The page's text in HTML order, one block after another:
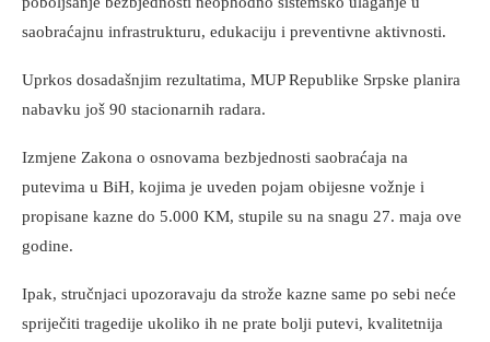
saobraćajnu infrastrukturu, edukaciju i preventivne aktivnosti.
Uprkos dosadašnjim rezultatima, MUP Republike Srpske planira
nabavku još 90 stacionarnih radara.
Izmjene Zakona o osnovama bezbjednosti saobraćaja na
putevima u BiH, kojima je uveden pojam obijesne vožnje i
propisane kazne do 5.000 KM, stupile su na snagu 27. maja ove
godine.
Ipak, stručnjaci upozoravaju da strože kazne same po sebi neće
spriječiti tragedije ukoliko ih ne prate bolji putevi, kvalitetnija